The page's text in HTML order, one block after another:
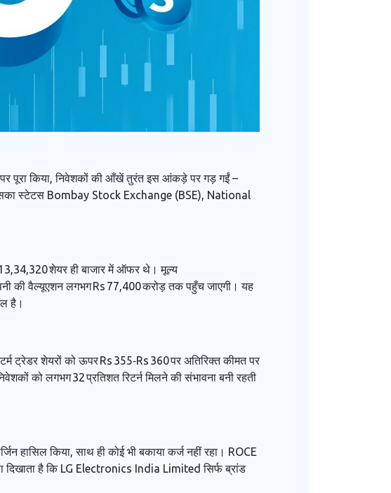
पूरा किया, निवेशकों की आँखें तुरंत इस आंकड़े पर गड़ गईं –
स्टेटस Bombay Stock Exchange (BSE), National
शेयर ही बाजार में ऑफर थे। मूल्य
की वैल्यूएशन लगभग Rs 77,400 करोड़ तक पहुँच जाएगी। यह
है।
ट्रेडर शेयरों को ऊपर Rs 355‑Rs 360 पर अतिरिक्त कीमत पर
को लगभग 32 प्रतिशत रिटर्न मिलने की संभावना बनी रहती
हासिल किया, साथ ही कोई भी बकाया कर्ज नहीं रहा। ROCE
है कि LG Electronics India Limited सिर्फ ब्रांड